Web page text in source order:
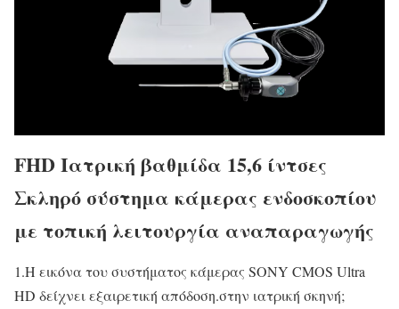
FHD Ιατρική βαθμίδα 15,6 ίντσες
Σκληρό σύστημα κάμερας ενδοσκοπίου
με τοπική λειτουργία αναπαραγωγής
1.Η εικόνα του συστήματος κάμερας SONY CMOS Ultra
HD δείχνει εξαιρετική απόδοση.στην ιατρική σκηνή;